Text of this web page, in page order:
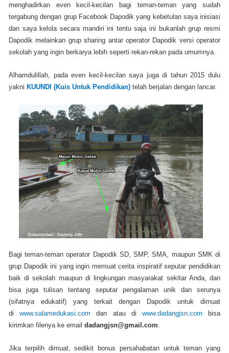
menghadirkan even kecil-kecilan bagi teman-teman yang sudah
tergabung dengan grup Facebook Dapodik yang kebetulan saya inisiasi
dan saya kelola secara mandiri ini tentu saja ini bukanlah grup resmi
Dapodik melainkan grup sharing antar operator Dapodik versi operator
sekolah yang ingin berkarya lebih seperti rekan-rekan pada umumnya.
Alhamdulillah, pada even kecil-kecilan saya juga di tahun 2015 dulu
yakni KUUNDI (Kuis Untuk Pendidikan) telah berjalan dengan lancar.
Bagi teman-teman operator Dapodik SD, SMP, SMA, maupun SMK di
grup Dapodik ini yang ingin memuat cerita inspiratif seputar pendidikan
baik di sekolah maupun di lingkungan masyarakat sekitar Anda, dan
bisa juga tulisan tentang seputar pengalaman unik dan serunya
(sifatnya edukatif) yang terkait dengan Dapodik untuk dimuat
diwww.salamedukasi.com dan atau di www.dadangjsn.com bisa
kirimkan filenya ke email dadangjsn@gmail.com.
Jika terpilih dimuat, sedikit bonus persahabatan untuk teman yang